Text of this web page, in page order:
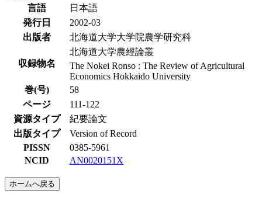
言語
日本語
発行日
2002-03
出版者
北海道大学大学院農学研究科
収録物名
北海道大学農經論叢
The Nokei Ronso : The Review of Agricultural
Economics Hokkaido University
巻(号)
58
ページ
111-122
資源タイプ
紀要論文
出版タイプ
Version of Record
PISSN
0385-5961
NCID
AN0020151X
ホームへ戻る